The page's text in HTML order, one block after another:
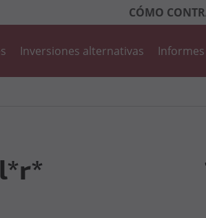
CÓMO
Inversiones alternativas